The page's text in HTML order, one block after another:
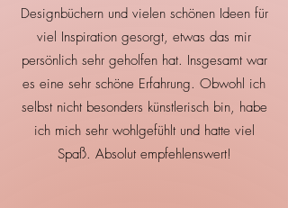
Designbüchern und vielen schönen Ideen für
viel Inspiration gesorgt, etwas das mir
persönlich sehr geholfen hat. Insgesamt war
es eine sehr schöne Erfahrung. Obwohl ich
selbst nicht besonders künstlerisch bin, habe
ich mich sehr wohlgefühlt und hatte viel
Spaß. Absolut empfehlenswert!